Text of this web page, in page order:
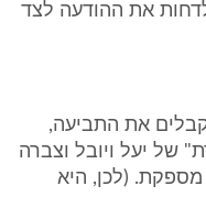
לדחות את ההודעה לצד
את התביעה,
של יעל ויובל וצברה
(לכן, היא